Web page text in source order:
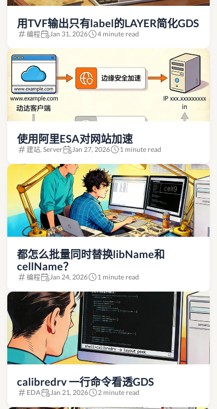
用TVF输出只有label的LAYER简化GDS
编程 Jan 31, 2026 4 minute read
使用阿里ESA对网站加速
建站, Server Jan 27, 2026 1 minute read
都怎么批量同时替换libName和
cellName？
编程 Jan 24, 2026 1 minute read
calibredrv 一行命令看透GDS
EDA Jan 21, 2026 2 minute read